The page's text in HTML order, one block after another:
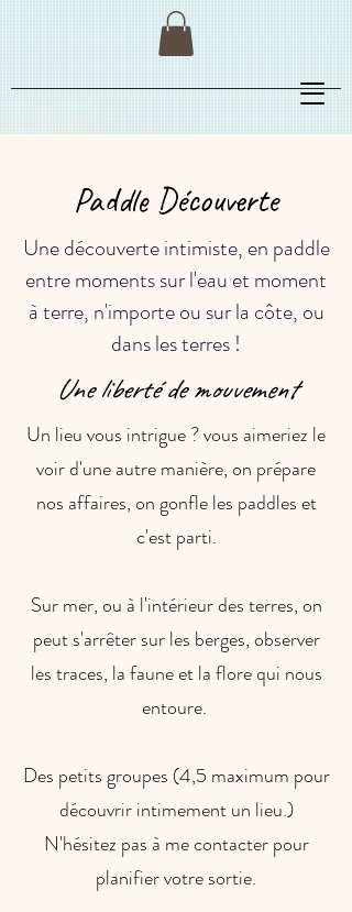
Paddle Découverte
Une découverte intimiste, en paddle
entre moments sur l'eau et moment
à terre, n'importe ou sur la côte, ou
dans les terres !
Une liberté de mouvement
Un lieu vous intrigue ? vous aimeriez le
voir d'une autre manière, on prépare
nos affaires, on gonfle les paddles et
c'est parti.
Sur mer, ou à l'intérieur des terres, on
peut s'arrêter sur les berges, observer
les traces, la faune et la flore qui nous
entoure.
Des petits groupes (4,5 maximum pour
découvrir intimement un lieu.)
N'hésitez pas à me contacter pour
planifier votre sortie.